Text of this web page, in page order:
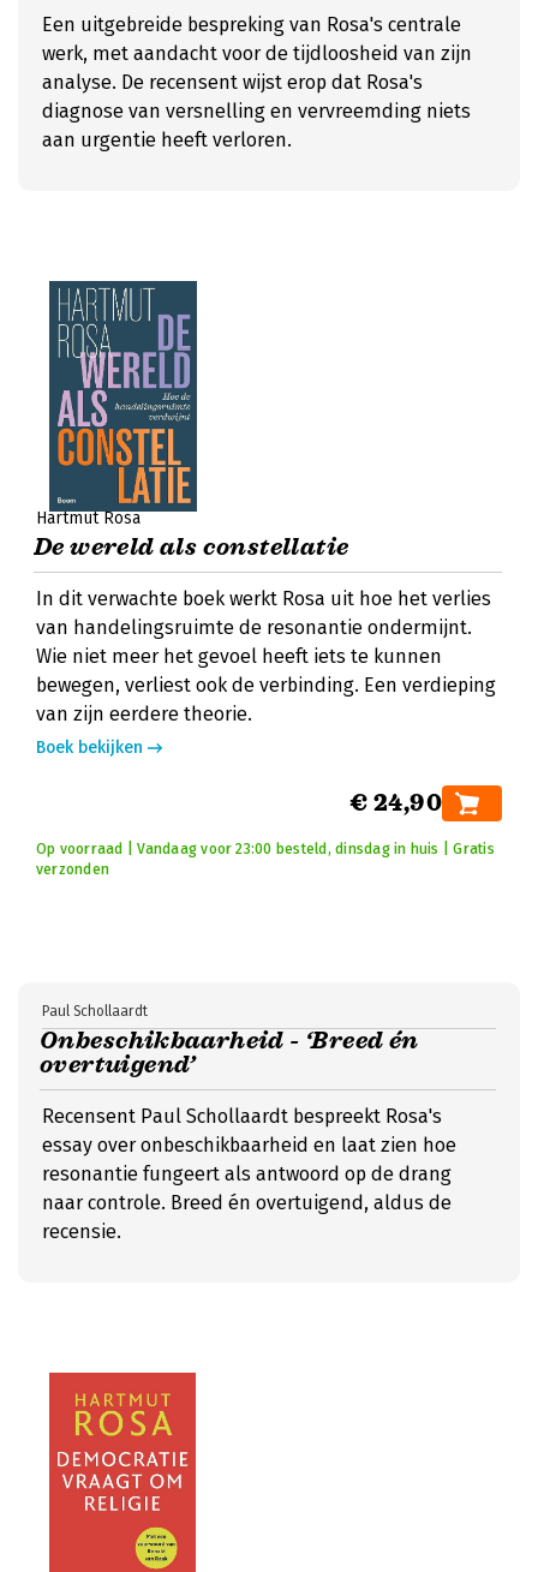
Een uitgebreide bespreking van Rosa's centrale
werk, met aandacht voor de tijdloosheid van zijn
analyse. De recensent wijst erop dat Rosa's
diagnose van versnelling en vervreemding niets
aan urgentie heeft verloren.
Hartmut Rosa
De wereld als constellatie
In dit verwachte boek werkt Rosa uit hoe het verlies
van handelingsruimte de resonantie ondermijnt.
Wie niet meer het gevoel heeft iets te kunnen
bewegen, verliest ook de verbinding. Een verdieping
van zijn eerdere theorie.
Boek bekijken
€ 24,90
Op voorraad | Vandaag voor 23:00 besteld, dinsdag in huis | Gratis
verzonden
Onbeschikbaarheid - ‘Breed én
overtuigend’
Paul Schollaardt
Recensent Paul Schollaardt bespreekt Rosa's
essay over onbeschikbaarheid en laat zien hoe
resonantie fungeert als antwoord op de drang
naar controle. Breed én overtuigend, aldus de
recensie.